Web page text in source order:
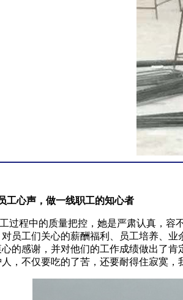
做一线职工的知心者
过程中的质量把控，她是严肃认真，
员工们关心的薪酬福利、员工培养、
的感谢，并对他们的工作成绩做出了肯
，不仅要吃的了苦，还要耐得住寂寞